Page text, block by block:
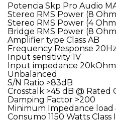
Potencia Skp Pro Audio
Stereo RMS Power (8
Stereo RMS Power (4
Bridge RMS Power (8
Amplifier type Class AB
Frequency Response
Input sensitivity 1V
Input impedance
Unbalanced
S/N Ratio >83dB
Crosstalk >45 dB @
Damping Factor >200
Minimum Impedance load
Consumo 1150 Watts Class I